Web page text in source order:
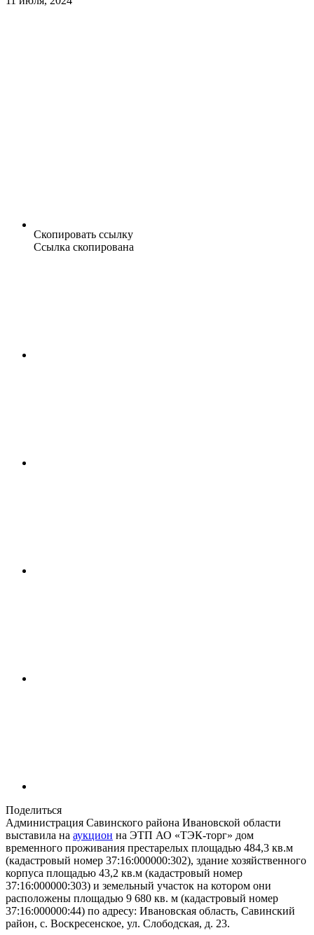
Скопировать ссылку
Ссылка скопирована
Поделиться
Администрация Савинского района Ивановской области
выставила на аукцион на ЭТП АО «ТЭК-торг» дом
временного проживания престарелых площадью 484,3 кв.м
(кадастровый номер 37:16:000000:302), здание хозяйственного
корпуса площадью 43,2 кв.м (кадастровый номер
37:16:000000:303) и земельный участок на котором они
расположены площадью 9 680 кв. м (кадастровый номер
37:16:000000:44) по адресу: Ивановская область, Савинский
район, с. Воскресенское, ул. Слободская, д. 23.